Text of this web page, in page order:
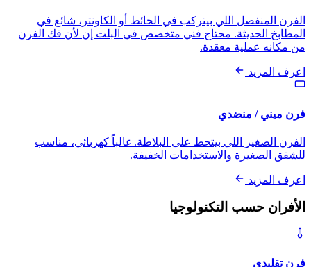
الفرن المنفصل اللي بيتركب في الحائط أو الكاونتر، شائع في
المطابخ الحديثة. محتاج فني متخصص في البلت إن لأن فك الفرن
من مكانه عملية معقدة.
اعرف المزيد
فرن ميني / منضدي
الفرن الصغير اللي بيتحط على البلاطة. غالباً كهربائي، مناسب
للشقق الصغيرة والاستخدامات الخفيفة.
اعرف المزيد
الأفران حسب التكنولوجيا
فرن تقليدي